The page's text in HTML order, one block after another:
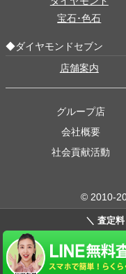
宝石･色石
◆ダイヤモンドセブン
店舗案内
グループ店
会社概要
社会貢献活動
© 2010-
＼ 査定